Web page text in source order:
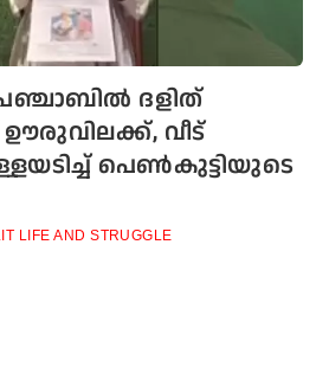
പഞ്ചാബില്‍ ദളിത്
വീട്
പെണ്‍കുട്ടിയുടെ
LIFE AND STRUGGLE